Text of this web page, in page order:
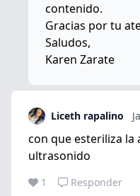
contenido.
Gracias por tu
Saludos,
Karen Zarate
Liceth rapalino
con que esteriliza la
ultrasonido
1 Responder